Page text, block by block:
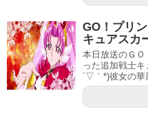
GO！プリ
キュアスカ
本日放送のＧ
った追加戦士
´▽｀*)彼女の華